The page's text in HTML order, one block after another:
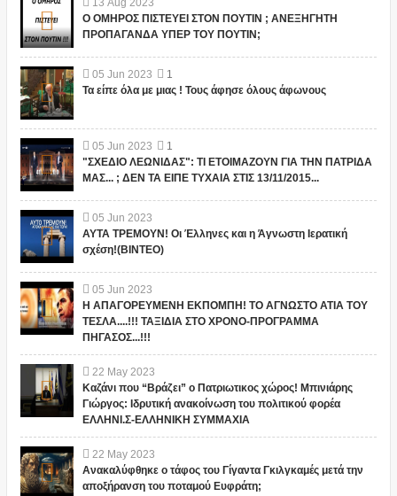
13 Aug 2023
Ο ΟΜΗΡΟΣ ΠΙΣΤΕΥΕΙ ΣΤΟΝ ΠΟΥΤΙΝ ; ΑΝΕΞΗΓΗΤΗ
ΠΡΟΠΑΓΑΝΔΑ ΥΠΕΡ ΤΟΥ ΠΟΥΤΙΝ;
05 Jun 2023
1
Τα είπε όλα με μιας ! Τους άφησε όλους άφωνους
05 Jun 2023
1
"ΣΧΕΔΙΟ ΛΕΩΝΙΔΑΣ": ΤΙ ΕΤΟΙΜΑΖΟΥΝ ΓΙΑ ΤΗΝ ΠΑΤΡΙΔΑ
ΜΑΣ... ; ΔΕΝ ΤΑ ΕΙΠΕ ΤΥΧΑΙΑ ΣΤΙΣ 13/11/2015...
05 Jun 2023
ΑΥΤΑ ΤΡΕΜΟΥΝ! Οι Έλληνες και η Άγνωστη Ιερατική
σχέση!(ΒΙΝΤΕΟ)
05 Jun 2023
Η ΑΠΑΓΟΡΕΥΜΕΝΗ ΕΚΠΟΜΠΗ! ΤΟ ΑΓΝΩΣΤΟ ΑΤΙΑ ΤΟΥ
ΤΕΣΛΑ....!!! ΤΑΞΙΔΙΑ ΣΤΟ ΧΡΟΝΟ-ΠΡΟΓΡΑΜΜΑ
ΠΗΓΑΣΟΣ...!!!
22 May 2023
Καζάνι που “Βράζει” ο Πατριωτικος χώρος! Μπινιάρης
Γιώργος: Ιδρυτική ανακοίνωση του πολιτικού φορέα
ΕΛΛΗΝΙ.Σ-ΕΛΛΗΝΙΚΗ ΣΥΜΜΑΧΙΑ
22 May 2023
Ανακαλύφθηκε ο τάφος του Γίγαντα Γκιλγκαμές μετά την
αποξήρανση του ποταμού Ευφράτη;